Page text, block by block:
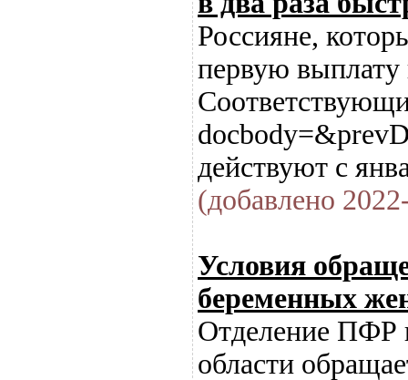
Россияне,
первую выплату
действуют с
(добавлено
Условия
беременных
Отделение ПФР
области